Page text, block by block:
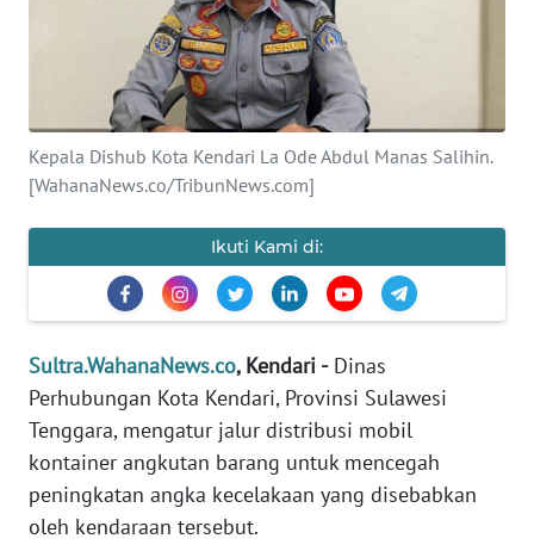
Kepala Dishub Kota Kendari La Ode Abdul Manas Salihin.
[WahanaNews.co/TribunNews.com]
Ikuti Kami di:
Sultra.WahanaNews.co, Kendari -Dinas
Perhubungan Kota Kendari, Provinsi Sulawesi
Tenggara, mengatur jalur distribusi mobil
kontainer angkutan barang untuk mencegah
peningkatan angka kecelakaan yang disebabkan
oleh kendaraan tersebut.
KAMI
INFO
PEDOMAN
MEDIA
SIBER
REDAKSI
KARIR